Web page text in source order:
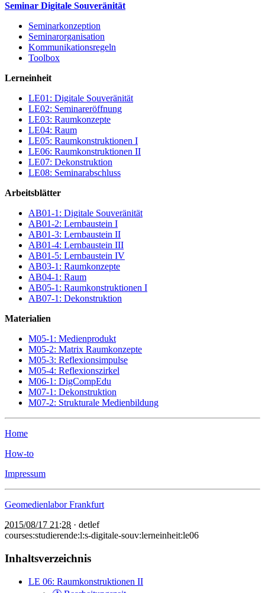
Seminar Digitale Souveränität
Seminarkonzeption
Seminarorganisation
Kommunikationsregeln
Toolbox
Lerneinheit
LE01: Digitale Souveränität
LE02: Seminareröffnung
LE03: Raumkonzepte
LE04: Raum
LE05: Raumkonstruktionen I
LE06: Raumkonstruktionen II
LE07: Dekonstruktion
LE08: Seminarabschluss
Arbeitsblätter
AB01-1: Digitale Souveränität
AB01-2: Lernbaustein I
AB01-3: Lernbaustein II
AB01-4: Lernbaustein III
AB01-5: Lernbaustein IV
AB03-1: Raumkonzepte
AB04-1: Raum
AB05-1: Raumkonstruktionen I
AB07-1: Dekonstruktion
Materialien
M05-1: Medienprodukt
M05-2: Matrix Raumkonzepte
M05-3: Reflexionsimpulse
M05-4: Reflexionszirkel
M06-1: DigCompEdu
M07-1: Dekonstruktion
M07-2: Strukturale Medienbildung
Home
How-to
Impressum
Geomedienlabor Frankfurt
2015/08/17 21:28 · detlef
courses:studierende:l:s-digitale-souv:lerneinheit:le06
Inhaltsverzeichnis
LE 06: Raumkonstruktionen II